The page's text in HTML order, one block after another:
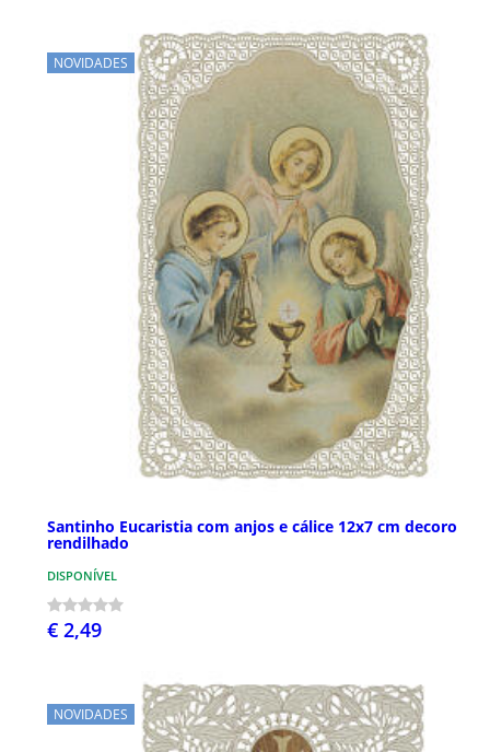
NOVIDADES
Santinho Eucaristia com anjos e cálice 12x7 cm decoro
rendilhado
DISPONÍVEL
€ 2,49
NOVIDADES